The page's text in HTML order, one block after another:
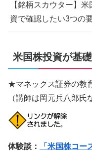
【銘柄スカウター】
資で確認したい3つの
米国株投資が基
★マネックス証券の教
（講師は岡元兵八郎氏
体験談： 「米国株コー